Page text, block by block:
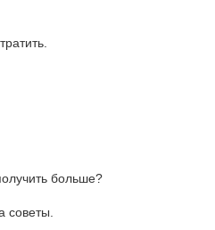
больше?
советы.